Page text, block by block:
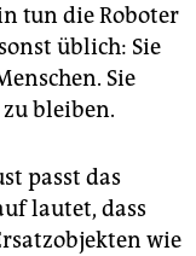
tun die Roboter
üblich: Sie
Sie
bleiben.
passt das
lautet, dass
wie